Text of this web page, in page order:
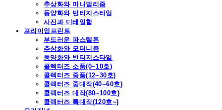
추상화와 미니멀리즘
동양화와 빈티지스타일
사진과 디테일함
프리미엄프린트
부드러운 파스텔톤
추상화와 모더니즘
동양화와 빈티지스타일
콜렉터즈 소품(0~10호)
콜렉터즈 중품(12~30호)
콜렉터즈 중대작(40~60호)
콜렉터즈 대작(80~100호)
콜렉터즈 특대작(120호~)